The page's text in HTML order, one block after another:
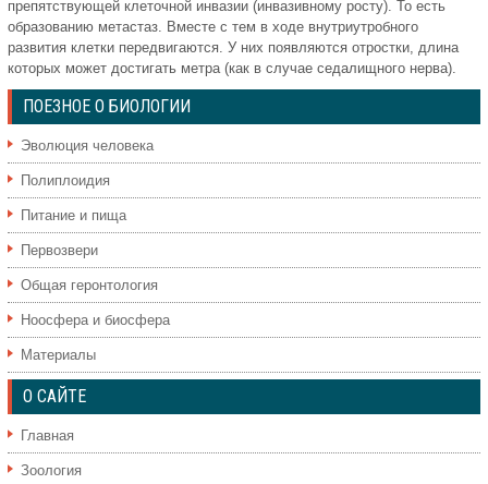
препятствующей клеточной инвазии (инвазивному росту). То есть
образованию метастаз. Вместе с тем в ходе внутриутробного
развития клетки передвигаются. У них появляются отростки, длина
которых может достигать метра (как в случае седалищного нерва).
ПОЕЗНОЕ О БИОЛОГИИ
Эволюция человека
Полиплоидия
Питание и пища
Первозвери
Общая геронтология
Ноосфера и биосфера
Материалы
О САЙТЕ
Главная
Зоология